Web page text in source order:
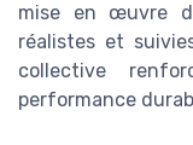
mise en œuvre
réalistes et
collective
performance